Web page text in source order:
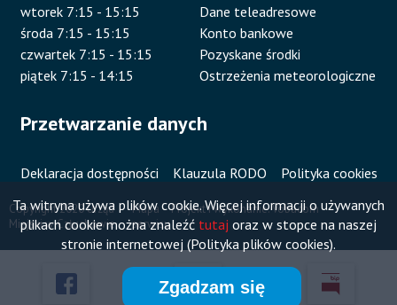
Ta witryna używa plików cookie. Więcej informacji o używanych
plikach cookie można znaleźć tutaj oraz w stopce na naszej
stronie internetowej (Polityka plików cookies).
Zgadzam się
wtorek 7:15 - 15:15
środa 7:15 - 15:15
czwartek 7:15 - 15:15
piątek 7:15 - 14:15
Dane teleadresowe
Konto bankowe
Pozyskane środki
Ostrzeżenia meteorologiczne
Przetwarzanie danych
Deklaracja dostępności Klauzula RODO Polityka cookies
Copyright 2020 Urząd
Miejski w Człuchowie
Stopka
Mapa
serwisu
Projekt i wykonanie:Vobacom
Przyklejone
Otworzy
Otworzy
Otworzy